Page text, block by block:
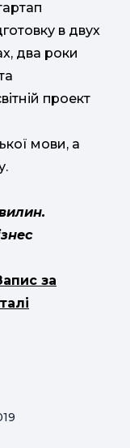
в двух
два роки
проект
мови, а
за